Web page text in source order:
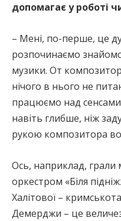
допомагає у роботі
– Мені, по-перше, це
розпочинаємо
музики. От композитор
нічого в нього не
працюємо над
навіть глибше, ніж
рукою композитора
Ось, наприклад, грали
оркестром «Біля
Халітової –
Демерджи – це